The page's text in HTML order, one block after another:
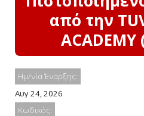
από την
ACADEMY
Ημ/νία Έναρξης:
Αυγ 24, 2026
Κωδικός: